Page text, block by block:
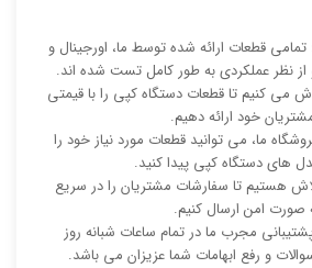
تمامی قطعات ارائه شده توسط ما، اورجینال و
از نظر عملکردی به طور کامل تست شده اند.
می کنیم تا قطعات دستگاه کپی را با قیمتی
خود ارائه دهیم.
ما، می توانید قطعات مورد نیاز خود را
های دستگاه کپی پیدا کنید.
هستیم تا سفارشات مشتریان را در سریع
صورت امن ارسال کنیم.
مجرب ما در تمام ساعات شبانه روز
و رفع ابهامات شما عزیزان می باشد.